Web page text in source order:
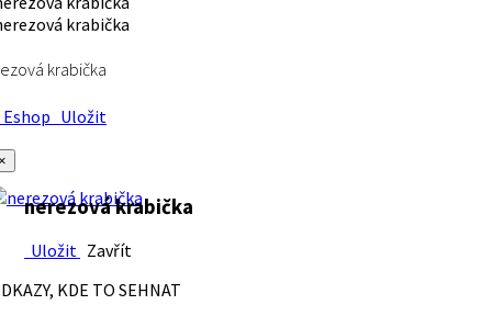
krabička
Uložit
nerezová krabička
Uložit Zavřít
KDE TO SEHNAT